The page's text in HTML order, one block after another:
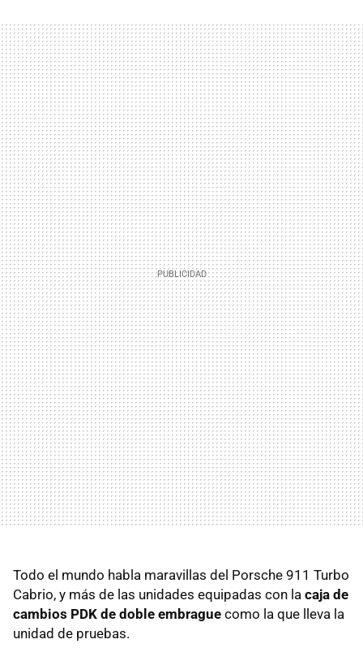
Todo el mundo habla maravillas del Porsche 911 Turbo
Cabrio, y más de las unidades equipadas con la caja de
cambios PDK de doble embrague como la que lleva la
unidad de pruebas.